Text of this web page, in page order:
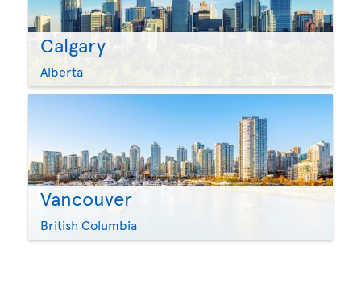
Calgary
Alberta
Vancouver
British Columbia